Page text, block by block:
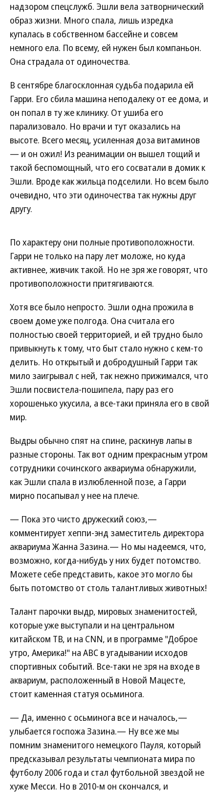
надзором спецслужб. Эшли вела затворнический
образ жизни. Много спала, лишь изредка
купалась в собственном бассейне и совсем
немного ела. По всему, ей нужен был компаньон.
Она страдала от одиночества.
В сентябре благосклонная судьба подарила ей
Гарри. Его сбила машина неподалеку от ее дома, и
он попал в ту же клинику. От ушиба его
парализовало. Но врачи и тут оказались на
высоте. Всего месяц, усиленная доза витаминов
— и он ожил! Из реанимации он вышел тощий и
такой беспомощный, что его сосватали в домик к
Эшли. Вроде как жильца подселили. Но всем было
очевидно, что эти одиночества так нужны друг
другу.
По характеру они полные противоположности.
Гарри не только на пару лет моложе, но куда
активнее, живчик такой. Но не зря же говорят, что
противоположности притягиваются.
Хотя все было непросто. Эшли одна прожила в
своем доме уже полгода. Она считала его
полностью своей территорией, и ей трудно было
привыкнуть к тому, что быт стало нужно с кем-то
делить. Но открытый и добродушный Гарри так
мило заигрывал с ней, так нежно прижимался, что
Эшли посвистела-пошипела, пару раз его
хорошенько укусила, а все-таки приняла его в свой
мир.
Выдры обычно спят на спине, раскинув лапы в
разные стороны. Так вот одним прекрасным утром
сотрудники сочинского аквариума обнаружили,
как Эшли спала в излюбленной позе, а Гарри
мирно посапывал у нее на плече.
— Пока это чисто дружеский союз,—
комментирует хеппи-энд заместитель директора
аквариума Жанна Зазина.— Но мы надеемся, что,
возможно, когда-нибудь у них будет потомство.
Можете себе представить, какое это могло бы
быть потомство от столь талантливых животных!
Талант парочки выдр, мировых знаменитостей,
которые уже выступали и на центральном
китайском ТВ, и на CNN, и в программе "Доброе
утро, Америка!" на ABC в угадывании исходов
спортивных событий. Все-таки не зря на входе в
аквариум, расположенный в Новой Мацесте,
стоит каменная статуя осьминога.
— Да, именно с осьминога все и началось,—
улыбается госпожа Зазина.— Ну все же мы
помним знаменитого немецкого Пауля, который
предсказывал результаты чемпионата мира по
футболу 2006 года и стал футбольной звездой не
хуже Месси. Но в 2010-м он скончался, и